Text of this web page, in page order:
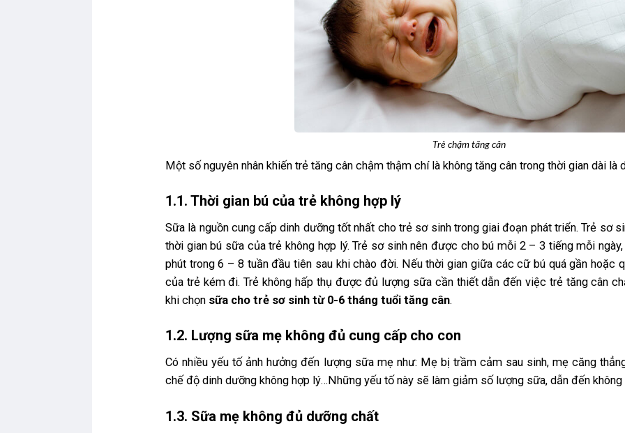
Trẻ chậm tăng cân
Một số nguyên nhân khiến trẻ tăng cân chậm thậm chí là không tăng cân trong thời gian dài là
1.1. Thời gian bú của trẻ không hợp lý
Sữa là nguồn cung cấp dinh dưỡng tốt nhất cho trẻ sơ sinh trong giai đoạn phát triển. Trẻ sơ
thời gian bú sữa của trẻ không hợp lý. Trẻ sơ sinh nên được cho bú mỗi 2 – 3 tiếng mỗi
phút trong 6 – 8 tuần đầu tiên sau khi chào đời. Nếu thời gian giữa các cữ bú quá gần hoặc
của trẻ kém đi. Trẻ không hấp thụ được đủ lượng sữa cần thiết dẫn đến việc trẻ tăng cân
khi chọn sữa cho trẻ sơ sinh từ 0-6 tháng tuổi tăng cân.
1.2. Lượng sữa mẹ không đủ cung cấp cho con
Có nhiều yếu tố ảnh hưởng đến lượng sữa mẹ như: Mẹ bị trầm cảm sau sinh, mẹ căng
chế độ dinh dưỡng không hợp lý…Những yếu tố này sẽ làm giảm số lượng sữa, dẫn đến
1.3. Sữa mẹ không đủ dưỡng chất